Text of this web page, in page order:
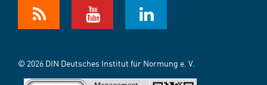
© 2026 DIN Deutsches Institut für Normung e. V.